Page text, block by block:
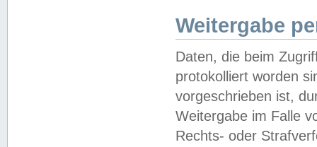
Weitergabe
Daten, die beim
protokolliert worden
vorgeschrieben ist,
Weitergabe im Falle
Rechts- oder